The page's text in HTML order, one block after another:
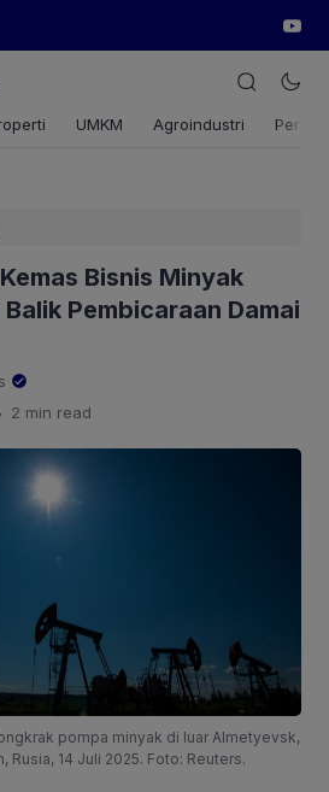
UMKM Agroindustri
Bisnis Minyak
Pembicaraan Damai
. 2 min read
pompa minyak di luar Almetyevsk,
Rusia, 14 Juli 2025. Foto: Reuters.